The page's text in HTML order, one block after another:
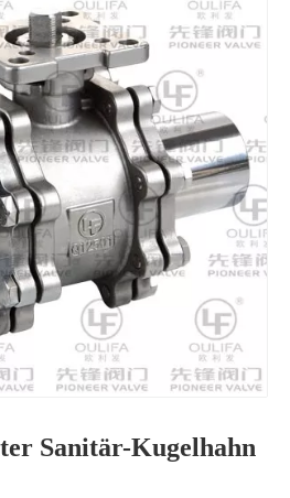
Hohlraumgefüllter Sanitär-Kugelhahn Hohlraumgefüllter Sanitär-Kugelhahn WQ61F
Sanitär-Kugelhahn